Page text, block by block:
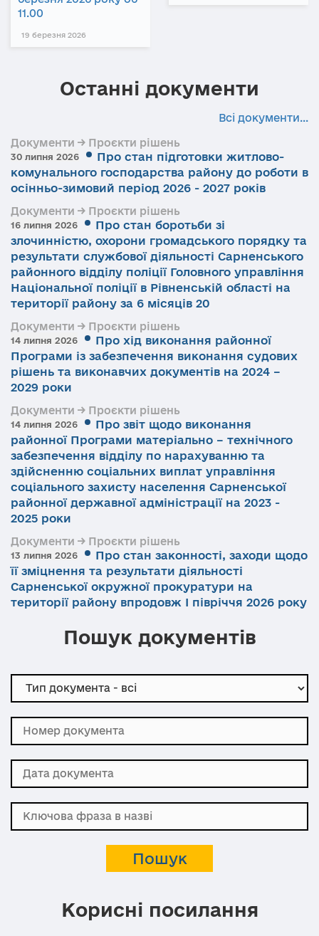
11.00
19 березня 2026
Останні документи
Всі документи...
Документи → Проєкти рішень
30 липня 2026
Про стан підготовки житлово-
комунального господарства району до роботи в
осінньо-зимовий період 2026 - 2027 років
Документи → Проєкти рішень
16 липня 2026
Про стан боротьби зі
злочинністю, охорони громадського порядку та
результати службової діяльності Сарненського
районного відділу поліції Головного управління
Національної поліції в Рівненській області на
території району за 6 місяців 20
Документи → Проєкти рішень
14 липня 2026
Про хід виконання районної
Програми із забезпечення виконання судових
рішень та виконавчих документів на 2024 –
2029 роки
Документи → Проєкти рішень
14 липня 2026
Про звіт щодо виконання
районної Програми матеріально – технічного
забезпечення відділу по нарахуванню та
здійсненню соціальних виплат управління
соціального захисту населення Сарненської
районної державної адміністрації на 2023 -
2025 роки
Документи → Проєкти рішень
13 липня 2026
Про стан законності, заходи щодо
її зміцнення та результати діяльності
Сарненської окружної прокуратури на
території району впродовж І півріччя 2026 року
Пошук документів
Корисні посилання